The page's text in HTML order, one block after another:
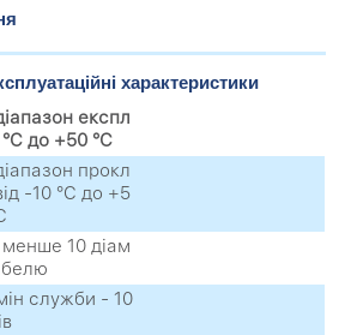
характеристики
експл
°C до +50 °C
прокл
-10 °C до +5
менше 10 діам
служби - 10